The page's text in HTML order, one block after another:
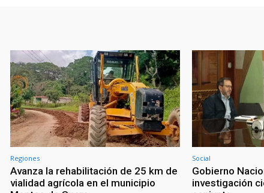
Regiones
Avanza la rehabilitación de 25 km de
vialidad agrícola en el municipio
Social
Gobierno
investigación